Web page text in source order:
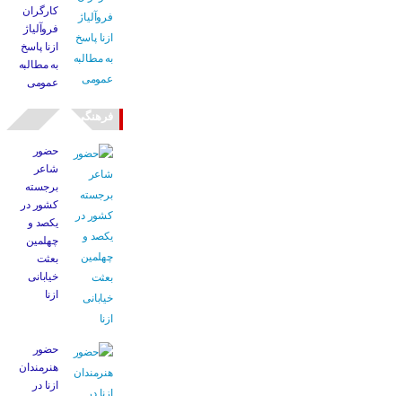
کارگران
فروآلیاژ
ازنا پاسخ
به مطالبه
عمومی
فرهنگی
حضور
شاعر
برجسته
کشور در
یکصد و
چهلمین
بعثت
خیابانی
ازنا
حضور
هنرمندان
ازنا در